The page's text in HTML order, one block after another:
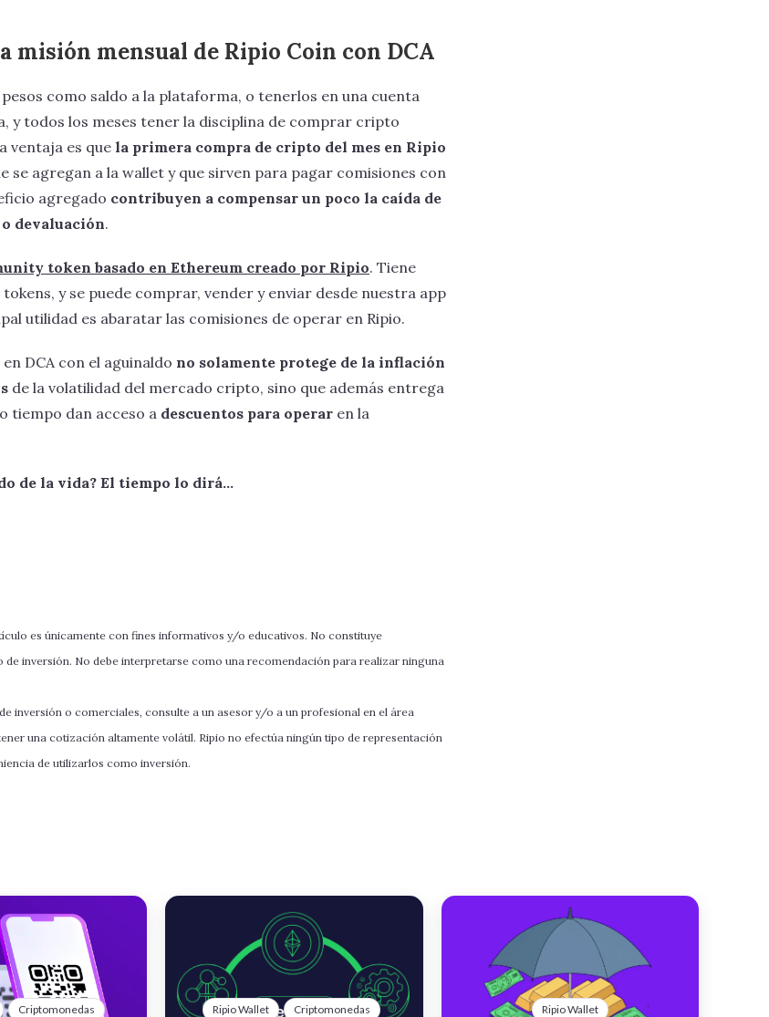
misión mensual de Ripio Coin con DCA
como saldo a la plataforma, o tenerlos en una cuenta
y todos los meses tener la disciplina de comprar cripto
ventaja es que la primera compra de cripto del mes en Ripio
se agregan a la wallet y que sirven para pagar comisiones con
agregado contribuyen a compensar un poco la caída de
devaluación.
token basado en Ethereum creado por Ripio. Tiene
y se puede comprar, vender y enviar desde nuestra app
utilidad es abaratar las comisiones de operar en Ripio.
DCA con el aguinaldo no solamente protege de la inflación
de la volatilidad del mercado cripto, sino que además entrega
tiempo dan acceso a descuentos para operar en la
de la vida? El tiempo lo dirá...
es únicamente con fines informativos y/o educativos. No constituye
inversión. No debe interpretarse como una recomendación para realizar ninguna
inversión o comerciales, consulte a un asesor y/o a un profesional en el área
una cotización altamente volátil. Ripio no efectúa ningún tipo de representación
de utilizarlos como inversión.
Criptomonedas Ripio Wallet Criptomonedas Ripio Wallet